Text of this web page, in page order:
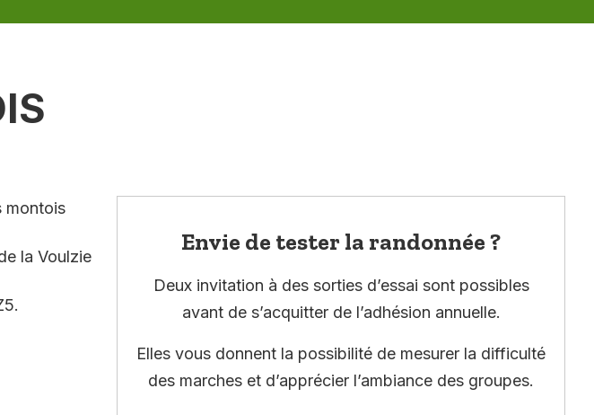
montois
la Voulzie
Envie de tester la randonnée ?
Deux invitation à des sorties d’essai sont possibles
avant de s’acquitter de l’adhésion annuelle.
Elles vous donnent la possibilité de mesurer la difficulté
des marches et d’apprécier l’ambiance des groupes.